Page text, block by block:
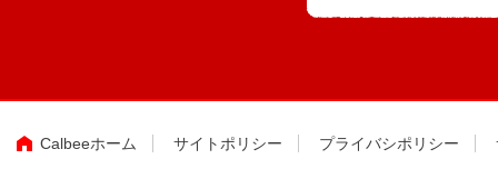
Calbeeホーム サイトポリシー プライバシポリシー